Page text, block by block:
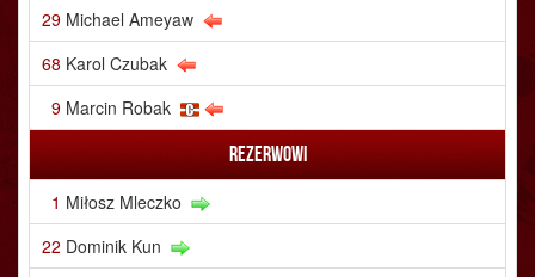
29 Michael Ameyaw
68 Karol Czubak
9 Marcin Robak
Rezerwowi
1 Miłosz Mleczko
22 Dominik Kun